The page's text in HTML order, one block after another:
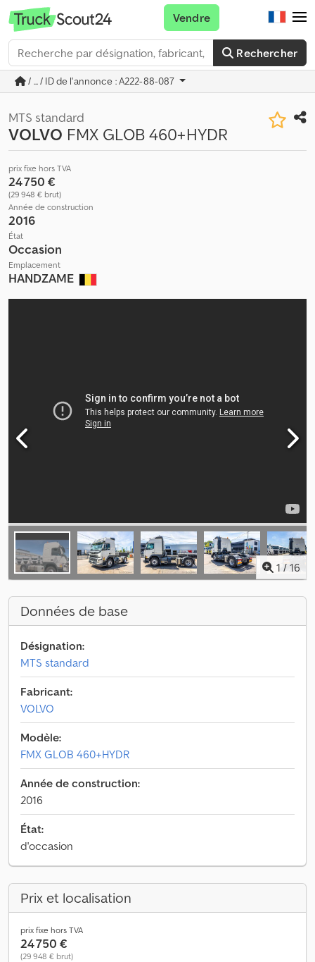
Rechercher
Vendre
/ ... / ID de l'annonce : A222-88-087
MTS standard
VOLVO FMX GLOB 460+HYDR
prix fixe hors TVA
24 750 €
(29 948 € brut)
Année de construction
2016
État
Occasion
Emplacement
HANDZAME
1 /16
Données de base
Désignation:
MTS standard
Fabricant:
VOLVO
Modèle:
FMX GLOB 460+HYDR
Année de construction:
2016
État:
d'occasion
Prix et localisation
prix fixe hors TVA
24 750 €
(29 948 € brut)